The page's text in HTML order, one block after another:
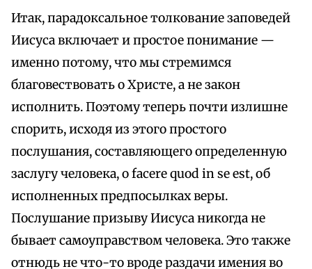
Итак, парадоксальное толкование заповедей
Иисуса включает и простое понимание —
именно потому, что мы стремимся
благовествовать о Христе, а не закон
исполнить. Поэтому теперь почти излишне
спорить, исходя из этого простого
послушания, составляющего определенную
заслугу человека, о facere quod in se est, об
исполненных предпосылках веры.
Послушание призыву Иисуса никогда не
бывает самоуправством человека. Это также
отнюдь не что-то вроде раздачи имения во